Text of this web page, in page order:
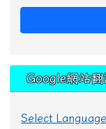
Google網站翻
Select Language